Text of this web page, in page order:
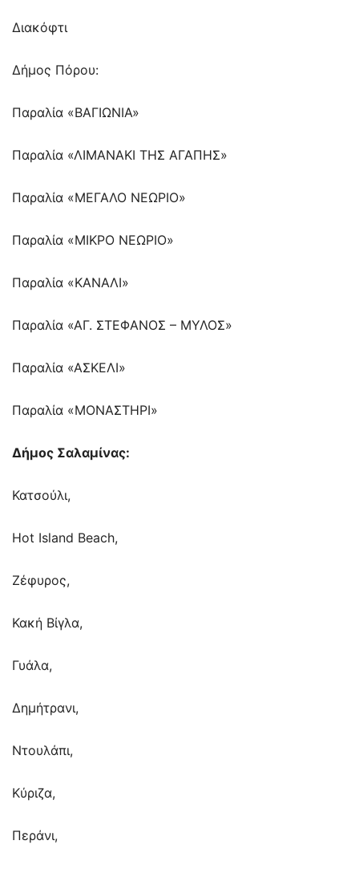
Διακόφτι
Δήμος Πόρου:
Παραλία «ΒΑΓΙΩΝΙΑ»
Παραλία «ΛΙΜΑΝΑΚΙ ΤΗΣ ΑΓΑΠΗΣ»
Παραλία «ΜΕΓΑΛΟ ΝΕΩΡΙΟ»
Παραλία «ΜΙΚΡΟ ΝΕΩΡΙΟ»
Παραλία «ΚΑΝΑΛΙ»
Παραλία «ΑΓ. ΣΤΕΦΑΝΟΣ – ΜΥΛΟΣ»
Παραλία «ΑΣΚΕΛΙ»
Παραλία «ΜΟΝΑΣΤΗΡΙ»
Δήμος Σαλαμίνας:
Κατσούλι,
Hot Island Beach,
Zέφυρος,
Κακή Βίγλα,
Γυάλα,
Δημήτρανι,
Ντουλάπι,
Κύριζα,
Περάνι,